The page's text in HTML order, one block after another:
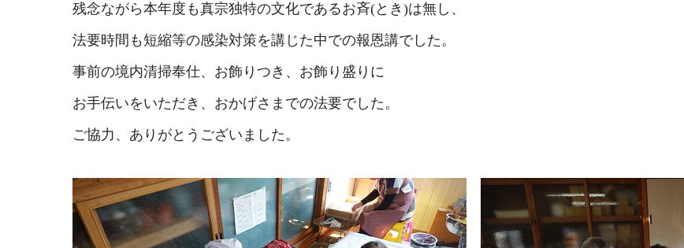
残念ながら本年度も真宗独特の文化であるお斉(とき)は無し、
法要時間も短縮等の感染対策を講じた中での報恩講でした。
事前の境内清掃奉仕、お飾りつき、お飾り盛りに
お手伝いをいただき、おかげさまでの法要でした。
ご協力、ありがとうございました。